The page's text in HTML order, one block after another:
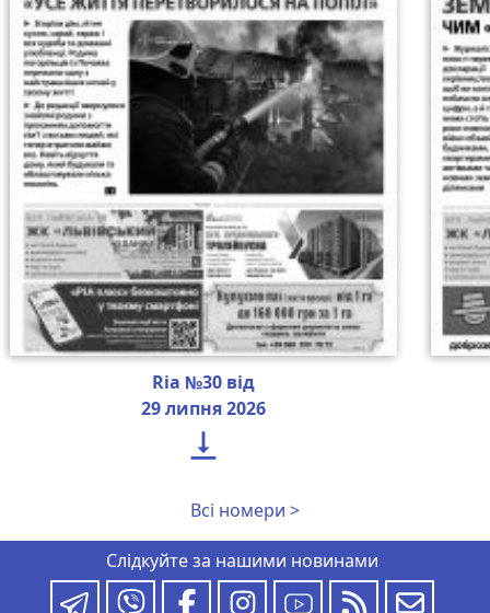
Ria №30 від
29 липня 2026

Всі номери >
Слідкуйте за нашими новинами